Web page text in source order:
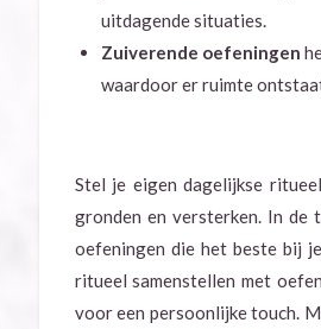
uitdagende situaties.
Zuiverende oefeningen
waardoor er ruimte
Stel je eigen dagelijkse
gronden en versterken. In de
oefeningen die het beste bij
ritueel samenstellen met
voor een persoonlijke touch.